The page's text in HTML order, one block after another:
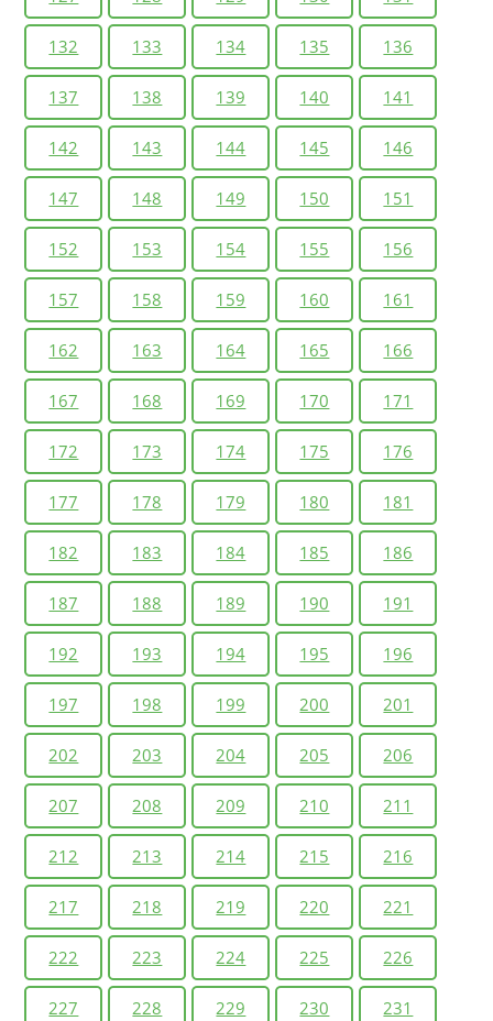
132 133 134 135 136
137 138 139 140 141
142 143 144 145 146
147 148 149 150 151
152 153 154 155 156
157 158 159 160 161
162 163 164 165 166
167 168 169 170 171
172 173 174 175 176
177 178 179 180 181
182 183 184 185 186
187 188 189 190 191
192 193 194 195 196
197 198 199 200 201
202 203 204 205 206
207 208 209 210 211
212 213 214 215 216
217 218 219 220 221
222 223 224 225 226
227 228 229 230 231